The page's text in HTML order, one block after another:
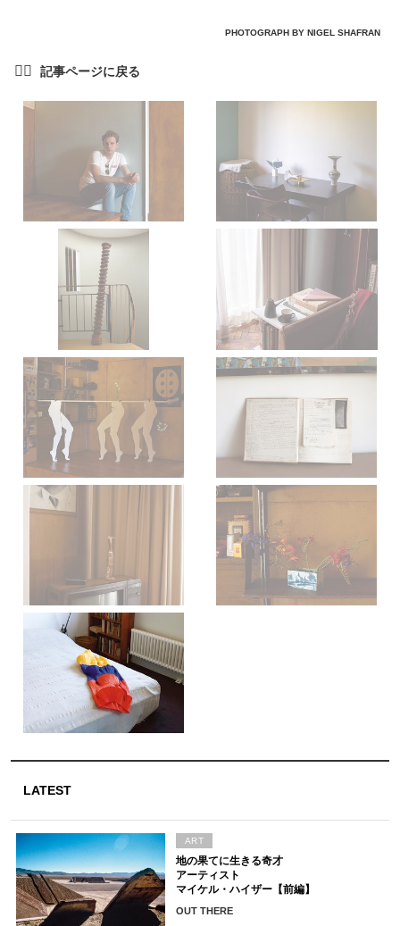
PHOTOGRAPH BY NIGEL SHAFRAN
LATEST
地の果てに生きる奇才
アーティスト
マイケル・ハイザー【前編】
OUT THERE
ART